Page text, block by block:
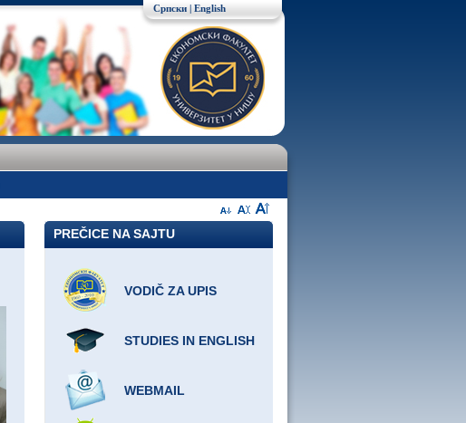
Српски | English
PREČICE NA SAJTU
VODIČ ZA UPIS
STUDIES IN ENGLISH
WEBMAIL